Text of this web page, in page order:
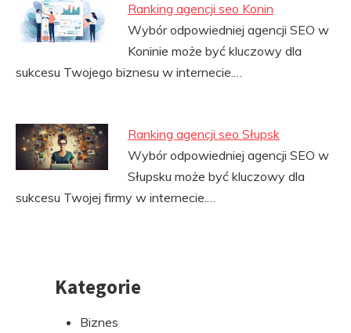
Ranking agencji seo Konin
Wybór odpowiedniej agencji SEO w
Koninie może być kluczowy dla
sukcesu Twojego biznesu w internecie.…
Ranking agencji seo Słupsk
Wybór odpowiedniej agencji SEO w
Słupsku może być kluczowy dla
sukcesu Twojej firmy w internecie.…
PrzejdźKategorie
Biznes